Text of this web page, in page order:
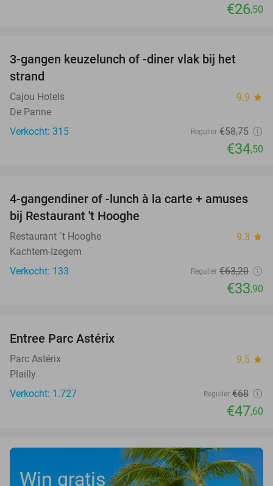
€26,50
3-gangen keuzelunch of -diner vlak bij het
strand
Cajou Hotels 9.9 star
De Panne
Verkocht: 315
Regulier €58,75
€34,50
46%
4-gangendiner of -lunch à la carte + amuses
bij Restaurant 't Hooghe
Restaurant ´t Hooghe 9.3 star
Kachtem-Izegem
Verkocht: 133
Regulier €63,20
€33,90
Entree Parc Astérix
Parc Astérix 9.5 star
Plailly
Verkocht: 1.727
Regulier €68
€47,60
Win gratis